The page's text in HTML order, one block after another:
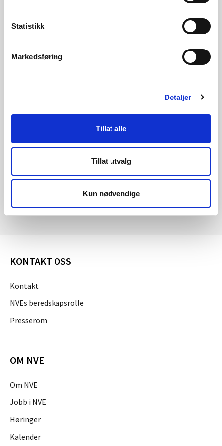
Statistikk
Markedsføring
Detaljer
Tillat alle
Tillat utvalg
Kun nødvendige
KONTAKT OSS
Kontakt
NVEs beredskapsrolle
Presserom
OM NVE
Om NVE
Jobb i NVE
Høringer
Kalender